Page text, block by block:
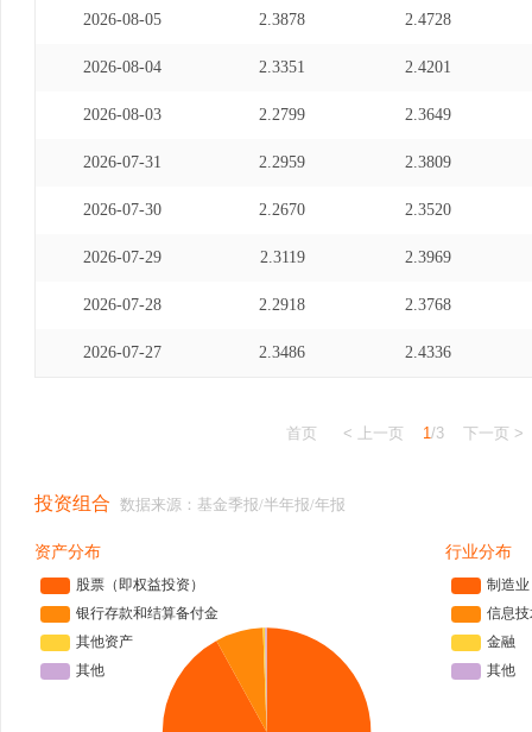
2026-08-05 2.3878 2.4728
2026-08-04 2.3351 2.4201
2026-08-03 2.2799 2.3649
2026-07-31 2.2959 2.3809
2026-07-30 2.2670 2.3520
2026-07-29 2.3119 2.3969
2026-07-28 2.2918 2.3768
2026-07-27 2.3486 2.4336
首页 < 上一页 1/3 下一页 >
投资组合 数据来源：基金季报/半年报/年报
资产分布 行业分布